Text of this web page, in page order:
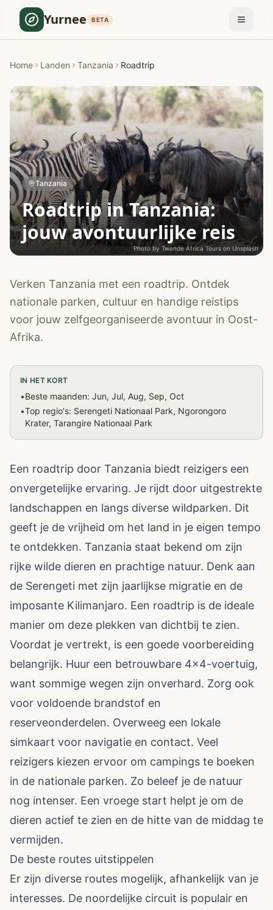
Yurnee BETA
Home Landen Tanzania Roadtrip
Tanzania
Roadtrip in Tanzania:
jouw avontuurlijke reis
Photo by Twende Africa Tours on Unsplash
Verken Tanzania met een roadtrip. Ontdek
nationale parken, cultuur en handige reistips
voor jouw zelfgeorganiseerde avontuur in Oost-
Afrika.
IN HET KORT
•Beste maanden: Jun, Jul, Aug, Sep, Oct
•Top regio's: Serengeti Nationaal Park, Ngorongoro
Krater, Tarangire Nationaal Park
Een roadtrip door Tanzania biedt reizigers een
onvergetelijke ervaring. Je rijdt door uitgestrekte
landschappen en langs diverse wildparken. Dit
geeft je de vrijheid om het land in je eigen tempo
te ontdekken. Tanzania staat bekend om zijn
rijke wilde dieren en prachtige natuur. Denk aan
de Serengeti met zijn jaarlijkse migratie en de
imposante Kilimanjaro. Een roadtrip is de ideale
manier om deze plekken van dichtbij te zien.
Voordat je vertrekt, is een goede voorbereiding
belangrijk. Huur een betrouwbare 4x4-voertuig,
want sommige wegen zijn onverhard. Zorg ook
voor voldoende brandstof en
reserveonderdelen. Overweeg een lokale
simkaart voor navigatie en contact. Veel
reizigers kiezen ervoor om campings te boeken
in de nationale parken. Zo beleef je de natuur
nog intenser. Een vroege start helpt je om de
dieren actief te zien en de hitte van de middag te
vermijden.
De beste routes uitstippelen
Er zijn diverse routes mogelijk, afhankelijk van je
interesses. De noordelijke circuit is populair en